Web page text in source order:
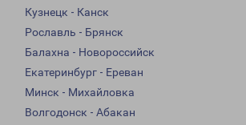
Кузнецк - Канск
Рославль - Брянск
Балахна - Новороссийск
Екатеринбург - Ереван
Минск - Михайловка
Волгодонск - Абакан